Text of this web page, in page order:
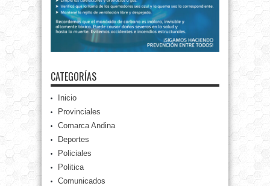
CATEGORÍAS
Inicio
Provinciales
Comarca Andina
Deportes
Policiales
Politica
Comunicados